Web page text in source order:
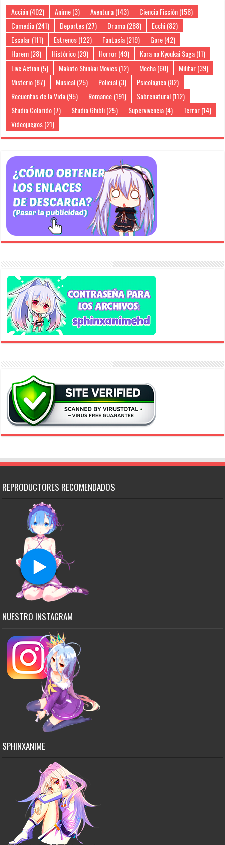
Acción(402) Anime(3) Aventura(143) Ciencia Ficción(158)
Comedia(241) Deportes(27) Drama(288) Ecchi(82)
Escolar(111) Estrenos(122) Fantasía(219) Gore(42)
Harem(28) Histórico(29) Horror(49) Kara no Kyoukai Saga(11)
Live Action(5) Makoto Shinkai Movies(12) Mecha(60) Militar(39)
Misterio(87) Musical(25) Policial(3) Psicológico(82)
Recuentos de la Vida(95) Romance(191) Sobrenatural(112)
Studio Colorido(7) Studio Ghibli(25) Supervivencia(4) Terror(14)
Videojuegos(21)
REPRODUCTORES RECOMENDADOS
NUESTRO INSTAGRAM
SPHINXANIME